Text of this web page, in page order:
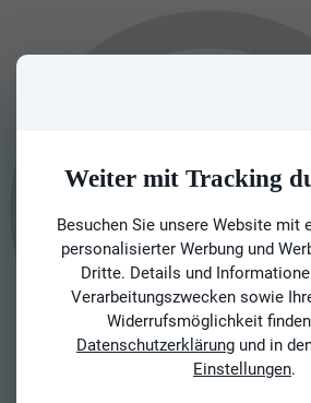
Weiter mit Tracking
Besuchen Sie unsere Website mit
personalisierter Werbung und
Dritte. Details und
Verarbeitungszwecken sowie
Widerrufsmöglichkeit
Datenschutzerklärung und in
Einstellungen.